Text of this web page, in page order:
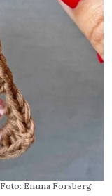
Foto: Emma Forsberg